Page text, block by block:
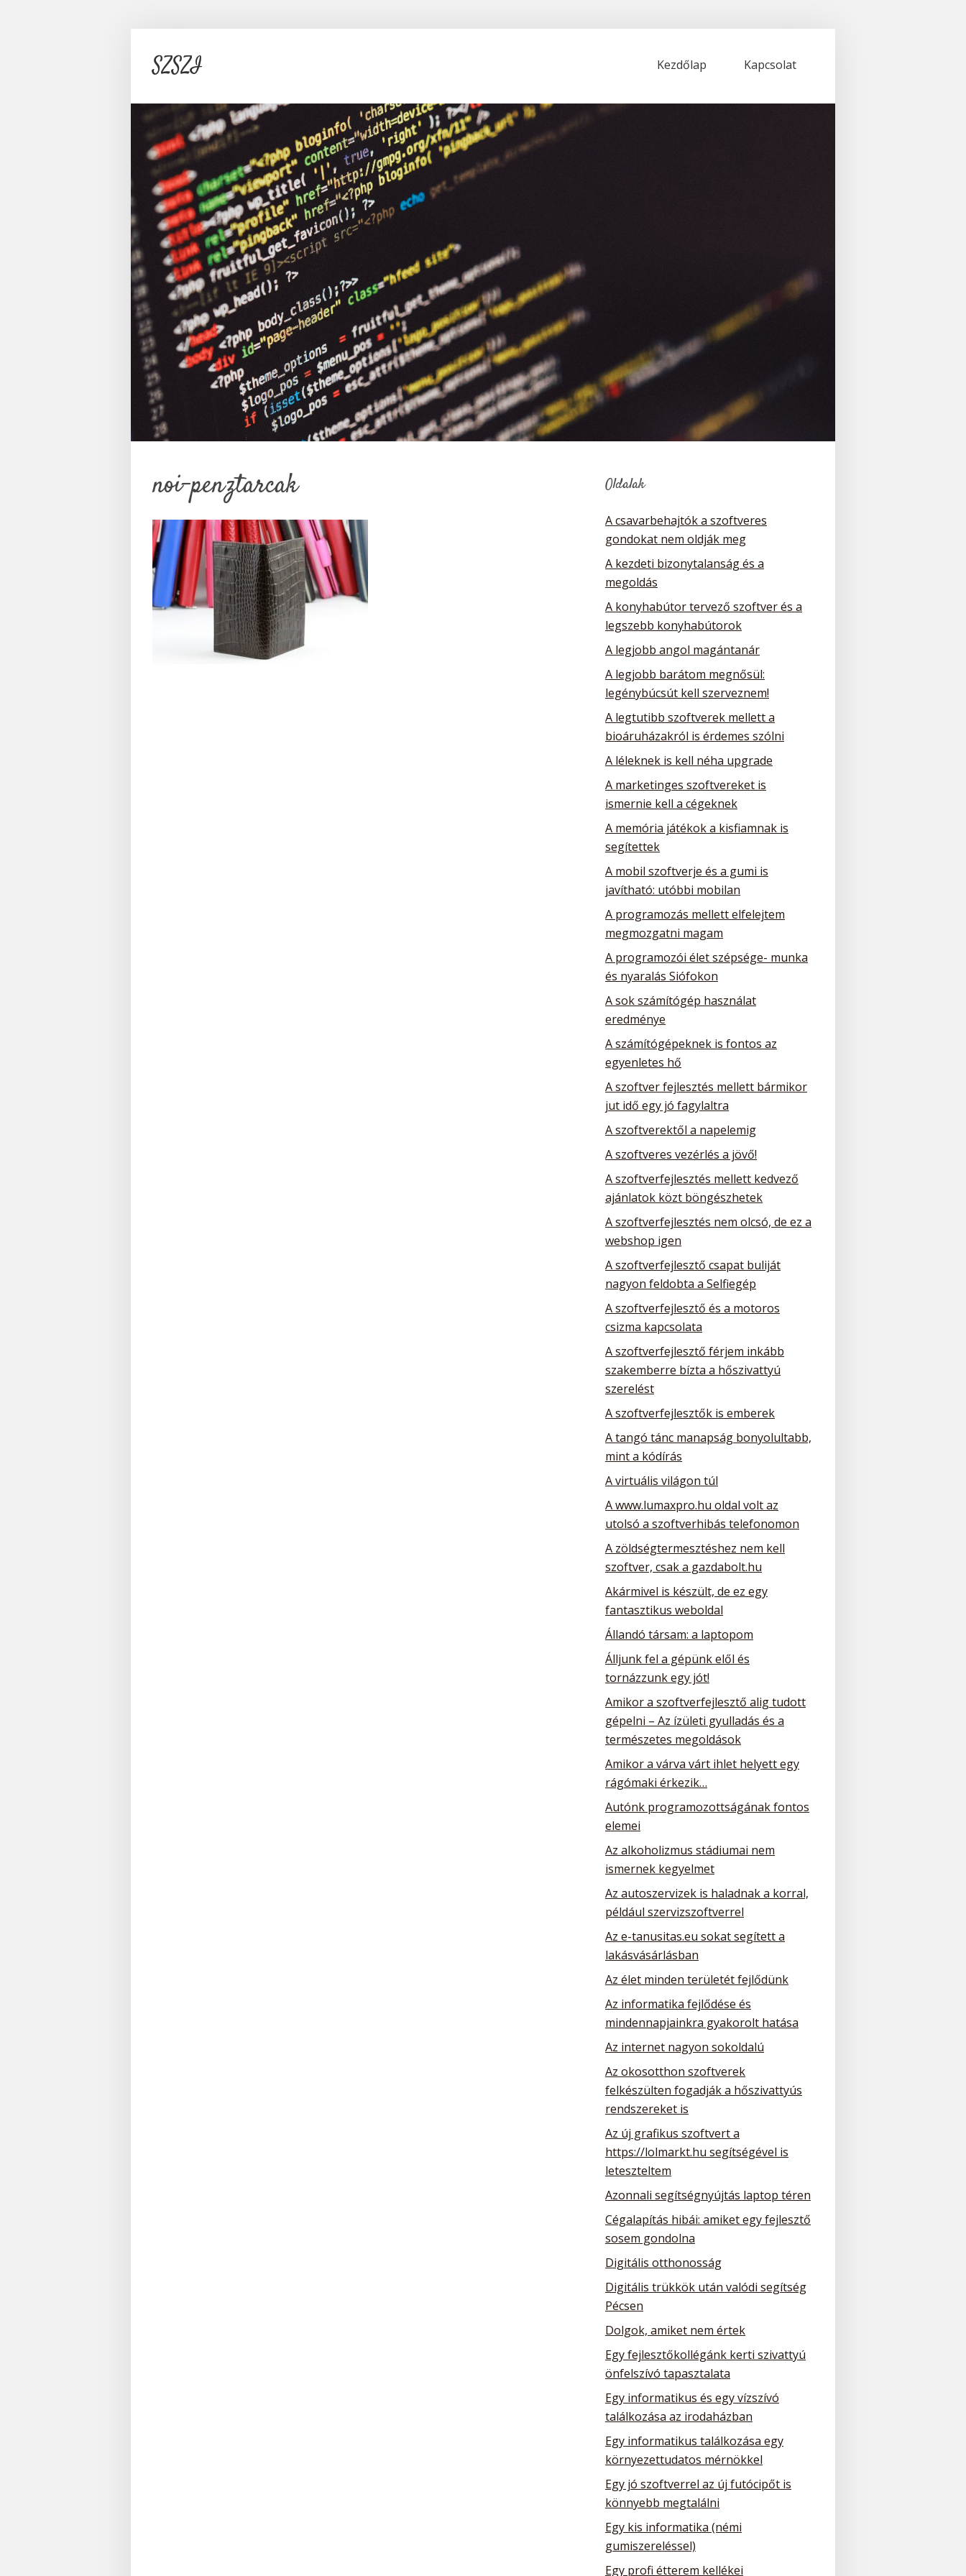
SZSZI Kezdőlap Kapcsolat
noi-penztarcak Oldalak
A csavarbehajtók a szoftveres
gondokat nem oldják meg
A kezdeti bizonytalanság és a
megoldás
A konyhabútor tervező szoftver és a
legszebb konyhabútorok
A legjobb angol magántanár
A legjobb barátom megnősül:
legénybúcsút kell szerveznem!
A legtutibb szoftverek mellett a
bioáruházakról is érdemes szólni
A léleknek is kell néha upgrade
A marketinges szoftvereket is
ismernie kell a cégeknek
A memória játékok a kisfiamnak is
segítettek
A mobil szoftverje és a gumi is
javítható: utóbbi mobilan
A programozás mellett elfelejtem
megmozgatni magam
A programozói élet szépsége- munka
és nyaralás Siófokon
A sok számítógép használat
eredménye
A számítógépeknek is fontos az
egyenletes hő
A szoftver fejlesztés mellett bármikor
jut idő egy jó fagylaltra
A szoftverektől a napelemig
A szoftveres vezérlés a jövő!
A szoftverfejlesztés mellett kedvező
ajánlatok közt böngészhetek
A szoftverfejlesztés nem olcsó, de ez a
webshop igen
A szoftverfejlesztő csapat buliját
nagyon feldobta a Selfiegép
A szoftverfejlesztő és a motoros
csizma kapcsolata
A szoftverfejlesztő férjem inkább
szakemberre bízta a hőszivattyú
szerelést
A szoftverfejlesztők is emberek
A tangó tánc manapság bonyolultabb,
mint a kódírás
A virtuális világon túl
A www.lumaxpro.hu oldal volt az
utolsó a szoftverhibás telefonomon
A zöldségtermesztéshez nem kell
szoftver, csak a gazdabolt.hu
Akármivel is készült, de ez egy
fantasztikus weboldal
Állandó társam: a laptopom
Álljunk fel a gépünk elől és
tornázzunk egy jót!
Amikor a szoftverfejlesztő alig tudott
gépelni – Az ízületi gyulladás és a
természetes megoldások
Amikor a várva várt ihlet helyett egy
rágómaki érkezik…
Autónk programozottságának fontos
elemei
Az alkoholizmus stádiumai nem
ismernek kegyelmet
Az autoszervizek is haladnak a korral,
például szervizszoftverrel
Az e-tanusitas.eu sokat segített a
lakásvásárlásban
Az élet minden területét fejlődünk
Az informatika fejlődése és
mindennapjainkra gyakorolt hatása
Az internet nagyon sokoldalú
Az okosotthon szoftverek
felkészülten fogadják a hőszivattyús
rendszereket is
Az új grafikus szoftvert a
https://lolmarkt.hu segítségével is
leteszteltem
Azonnali segítségnyújtás laptop téren
Cégalapítás hibái: amiket egy fejlesztő
sosem gondolna
Digitális otthonosság
Digitális trükkök után valódi segítség
Pécsen
Dolgok, amiket nem értek
Egy fejlesztőkollégánk kerti szivattyú
önfelszívó tapasztalata
Egy informatikus és egy vízszívó
találkozása az irodaházban
Egy informatikus találkozása egy
környezettudatos mérnökkel
Egy jó szoftverrel az új futócipőt is
könnyebb megtalálni
Egy kis informatika (némi
gumiszereléssel)
Egy profi étterem kellékei